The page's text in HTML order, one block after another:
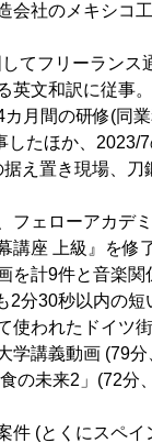
会社のメキシコ
てフリーラン
英文和訳に従事
月間の研修(同
したほか、2023/
え置き現場、
フェローアカデ
講座 上級』を
を計9件と音楽
2分30秒以内の
使われたドイツ
学講義動画 (79
の未来2」(72分
件 (とくにスペ